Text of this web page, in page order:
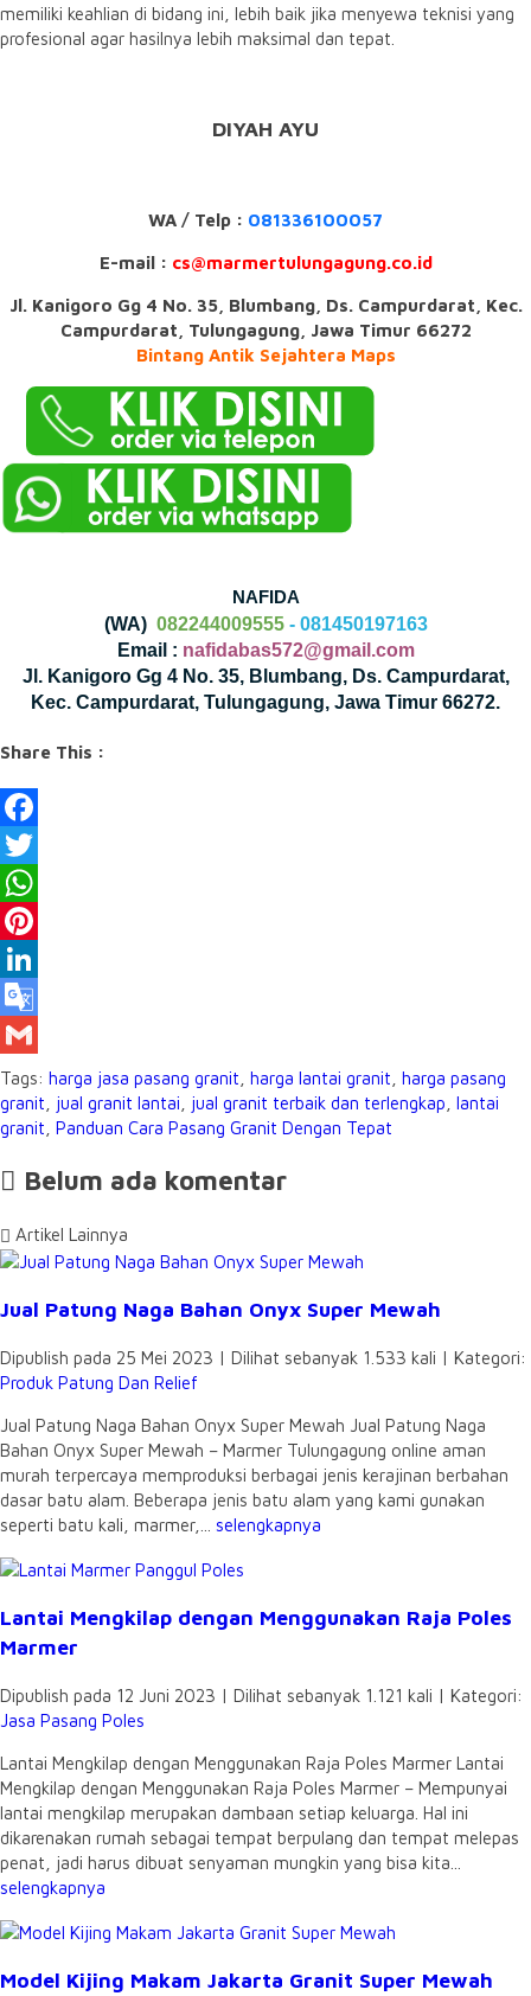
memiliki keahlian di bidang ini, lebih baik jika menyewa teknisi yang
profesional agar hasilnya lebih maksimal dan tepat.
DIYAH AYU
WA / Telp : 081336100057
E-mail : cs@marmertulungagung.co.id
Jl. Kanigoro Gg 4 No. 35, Blumbang, Ds. Campurdarat, Kec.
Campurdarat, Tulungagung, Jawa Timur 66272
Bintang Antik Sejahtera Maps
NAFIDA
(WA)082244009555 - 081450197163
Email : nafidabas572@gmail.com
Jl. Kanigoro Gg 4 No. 35, Blumbang, Ds. Campurdarat,
Kec. Campurdarat, Tulungagung, Jawa Timur 66272.
Share This :
Facebook
Twitter
WhatsApp
Pinterest
LinkedIn
Google
Translate
Gmail
Tags: harga jasa pasang granit harga lantai granit harga pasang
granit
jual granit lantai jual granit terbaik dan terlengkap lantai
granit Panduan Cara Pasang Granit Dengan Tepat
Belum ada komentar
Artikel Lainnya
Jual Patung Naga Bahan Onyx Super Mewah
Dipublish pada 25 Mei 2023 | Dilihat sebanyak 1.533 kali | Kategori:
Produk Patung Dan Relief
Jual Patung Naga Bahan Onyx Super Mewah Jual Patung Naga
Bahan Onyx Super Mewah – Marmer Tulungagung online aman
murah terpercaya memproduksi berbagai jenis kerajinan berbahan
dasar batu alam. Beberapa jenis batu alam yang kami gunakan
seperti batu kali, marmer,... selengkapnya
Lantai Mengkilap dengan Menggunakan Raja Poles
Marmer
Dipublish pada 12 Juni 2023 | Dilihat sebanyak 1.121 kali | Kategori:
Jasa Pasang Poles
Lantai Mengkilap dengan Menggunakan Raja Poles Marmer Lantai
Mengkilap dengan Menggunakan Raja Poles Marmer – Mempunyai
lantai mengkilap merupakan dambaan setiap keluarga. Hal ini
dikarenakan rumah sebagai tempat berpulang dan tempat melepas
penat, jadi harus dibuat senyaman mungkin yang bisa kita...
selengkapnya
Model Kijing Makam Jakarta Granit Super Mewah